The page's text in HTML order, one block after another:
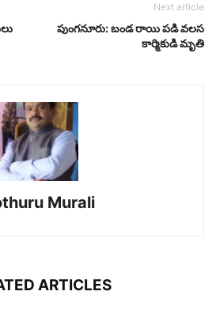
Next article
పుంగనూరు: బండ రాయి పడి వలస
కార్మికుడి మృతి
Murali
ARTICLES